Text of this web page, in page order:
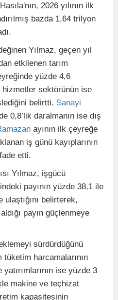
2026 yılının ilk
bazda 1,64 trilyon
Yılmaz, geçen yıl
etkilenen tarım
yüzde 4,6
sektörünün ise
belirtti. Sanayi
0,8’lik daralmanın ise dış
ayının ilk çeyreğe
iş günü kayıplarının
etti.
Yılmaz, işgücü
payının yüzde 38,1 ile
belirterek,
payın güçlenmeye
sürdürdüğünü
harcamalarının
ise yüzde 3
makine ve teçhizat
kapasitesinin